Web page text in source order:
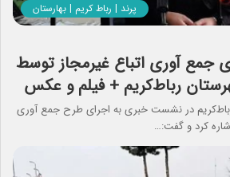
پرند | رباط کریم | بهارستان
درصدی جمع آوری اتباع غیرمجاز توسط
رباط‌کریم + فیلم و عکس
در نشست خبری به اجرای طرح جمع آوری
کرد و گفت:…